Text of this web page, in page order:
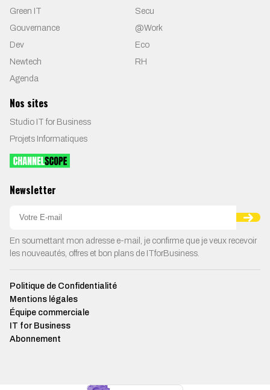
Green IT
Secu
Gouvernance
@Work
Dev
Eco
Newtech
RH
Agenda
Nos sites
Studio IT for Business
Projets Informatiques
Newsletter
En soumettant mon adresse e-mail, je confirme que je veux recevoir
les nouveautés, offres et bon plans de ITforBusiness.
Politique de Confidentialité
Mentions légales
Équipe commerciale
IT for Business
Abonnement